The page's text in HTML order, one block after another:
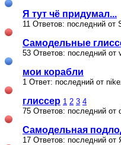
Я тут чё придумал...
11 Ответов: последний от
Самодельные
53 Ответов: последний от
мои корабли
1 Ответ: последний от
глиссер 1 2 3 4
75 Ответов: последний от
Самодельная
17 Ответов: последний от